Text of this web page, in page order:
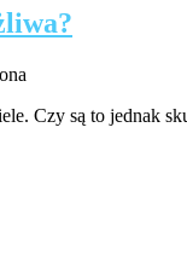
Czy są to jednak